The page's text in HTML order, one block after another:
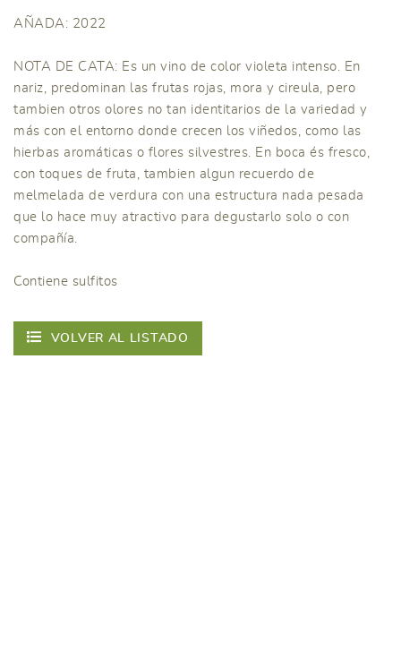
AÑADA: 2022
NOTA DE CATA: Es un vino de color violeta intenso. En
nariz, predominan las frutas rojas, mora y cireula, pero
tambien otros olores no tan identitarios de la variedad y
más con el entorno donde crecen los viñedos, como las
hierbas aromáticas o flores silvestres. En boca és fresco,
con toques de fruta, tambien algun recuerdo de
melmelada de verdura con una estructura nada pesada
que lo hace muy atractivo para degustarlo solo o con
compañía.
Contiene sulfitos
VOLVER AL LISTADO